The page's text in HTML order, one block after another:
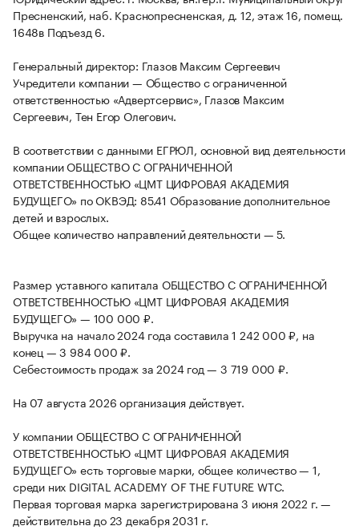
Пресненский, наб. Краснопресненская, д. 12, этаж 16, помещ.
1648в Подъезд 6.
Генеральный директор: Глазов Максим Сергеевич
Учредители компании — Общество с ограниченной
ответственностью «Адвертсервис», Глазов Максим
Сергеевич, Тен Егор Олегович.
В соответствии с данными ЕГРЮЛ, основной вид деятельности
компании ОБЩЕСТВО С ОГРАНИЧЕННОЙ
ОТВЕТСТВЕННОСТЬЮ «ЦМТ ЦИФРОВАЯ АКАДЕМИЯ
БУДУЩЕГО» по ОКВЭД: 85.41 Образование дополнительное
детей и взрослых.
Общее количество направлений деятельности — 5.
Размер уставного капитала ОБЩЕСТВО С ОГРАНИЧЕННОЙ
ОТВЕТСТВЕННОСТЬЮ «ЦМТ ЦИФРОВАЯ АКАДЕМИЯ
БУДУЩЕГО» — 100 000 ₽.
Выручка на начало 2024 года составила 1 242 000 ₽, на
конец — 3 984 000 ₽.
Себестоимость продаж за 2024 год — 3 719 000 ₽.
На 07 августа 2026 организация действует.
У компании ОБЩЕСТВО С ОГРАНИЧЕННОЙ
ОТВЕТСТВЕННОСТЬЮ «ЦМТ ЦИФРОВАЯ АКАДЕМИЯ
БУДУЩЕГО» есть торговые марки, общее количество — 1,
среди них DIGITAL ACADEMY OF THE FUTURE WTC.
Первая торговая марка зарегистрирована 3 июня 2022 г. —
действительна до 23 декабря 2031 г.